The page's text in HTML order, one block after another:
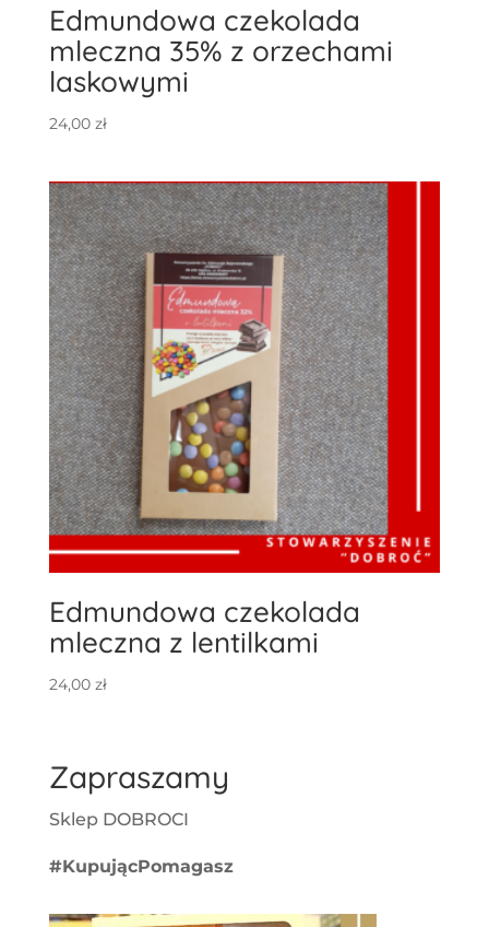
Edmundowa czekolada
mleczna 35% z orzechami
laskowymi
24,00 zł
Edmundowa czekolada
mleczna z lentilkami
24,00 zł
Zapraszamy
Sklep DOBROCI
#KupującPomagasz